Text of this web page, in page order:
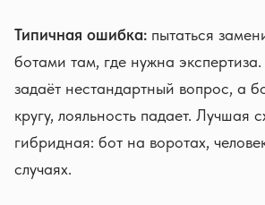
Типичная ошибка: пытаться
ботами там, где нужна
задаёт нестандартный вопрос, а
кругу, лояльность падает. Лучшая
гибридная: бот на воротах,
случаях.